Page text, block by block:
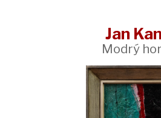
Jan
Modrý